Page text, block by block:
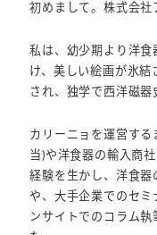
初めまして。株式会社
私は、幼少期より洋食
け、美しい絵画が氷結
され、独学で西洋磁器
カリーニョを運営す
当)や洋食器の輸入商
経験を生かし、洋食
や、大手企業でのセミ
ンサイトでのコラム